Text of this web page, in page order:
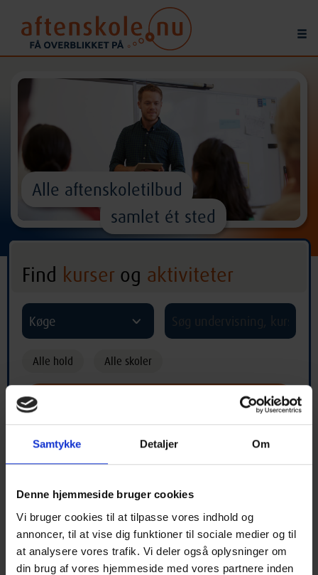
Samtykke Detaljer Om
Denne hjemmeside bruger cookies
Vi bruger cookies til at tilpasse vores indhold og
annoncer, til at vise dig funktioner til sociale medier og til
at analysere vores trafik. Vi deler også oplysninger om
din brug af vores hjemmeside med vores partnere inden
Alle aftenskoletilbud
samlet ét sted
Find kurser og aktiviteter
Køge ^
Alle hold Alle skoler
A B C D E F G H
J K L M N O P Q R